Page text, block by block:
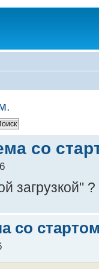
со
загрузкой" ?
со